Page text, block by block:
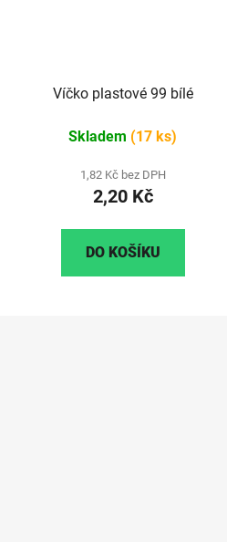
Víčko plastové 99 bílé
Skladem (17 ks)
1,82 Kč bez DPH
2,20 Kč
DO KOŠÍKU